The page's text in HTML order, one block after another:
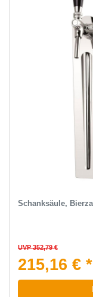
Schanksäule,
UVP 352,79 €
215,16 € *